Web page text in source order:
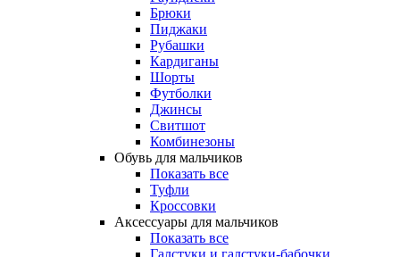
Брюки
Пиджаки
Рубашки
Кардиганы
Шорты
Футболки
Джинсы
Свитшот
Комбинезоны
Обувь для мальчиков
Показать все
Туфли
Кроссовки
Аксессуары для мальчиков
Показать все
Галстуки и галстуки-бабочки